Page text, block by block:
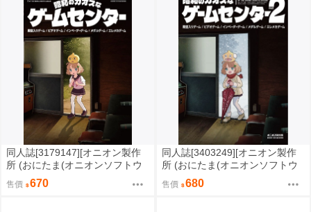
同人誌[3179147][オニオン製作
所 (おにたま(オニオンソフトウ
ェア))]昭和のカオスなゲームセ
ンター (其他)
售價 670
同人誌[3403249][オニオン製作
所 (おにたま(オニオンソフトウ
ェア))]昭和のカオスなゲームセ
ンター PART 2 (其他)
售價 680